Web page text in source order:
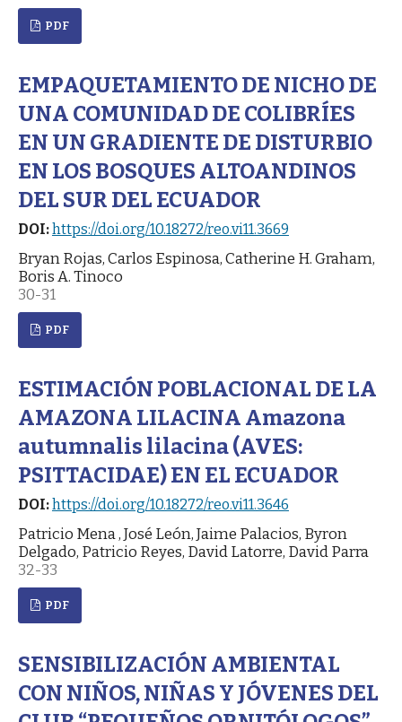
PDF
EMPAQUETAMIENTO DE NICHO DE
UNA COMUNIDAD DE COLIBRÍES
EN UN GRADIENTE DE DISTURBIO
EN LOS BOSQUES ALTOANDINOS
DEL SUR DEL ECUADOR
DOI:https://doi.org/10.18272/reo.vi11.3669
Bryan Rojas, Carlos Espinosa, Catherine H. Graham,
Boris A. Tinoco
30-31
PDF
ESTIMACIÓN POBLACIONAL DE LA
AMAZONA LILACINA Amazona
autumnalis lilacina (AVES:
PSITTACIDAE) EN EL ECUADOR
DOI:https://doi.org/10.18272/reo.vi11.3646
Patricio Mena , José León, Jaime Palacios, Byron
Delgado, Patricio Reyes, David Latorre, David Parra
32-33
PDF
SENSIBILIZACIÓN AMBIENTAL
CON NIÑOS, NIÑAS Y JÓVENES DEL